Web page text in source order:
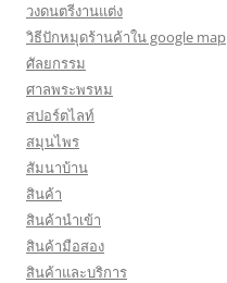
วงดนตรีงานแต่ง
วิธีปักหมุดร้านค้าใน google map
ศัลยกรรม
ศาลพระพรหม
สปอร์ตไลท์
สมุนไพร
สัมนาบ้าน
สินค้า
สินค้านำเข้า
สินค้ามือสอง
สินค้าและบริการ